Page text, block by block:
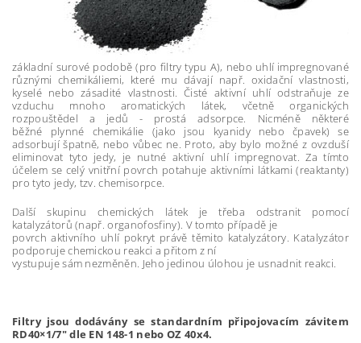
základní surové podobě (pro filtry typu A), nebo uhlí impregnované
různými chemikáliemi, které mu dávají např. oxidační vlastnosti,
kyselé nebo zásadité vlastnosti. Čisté aktivní uhlí odstraňuje ze
vzduchu mnoho aromatických látek, včetně organických
rozpouštědel a jedů - prostá adsorpce. Nicméně některé
běžné plynné chemikálie (jako jsou kyanidy nebo čpavek) se
adsorbují špatně, nebo vůbec ne. Proto, aby bylo možné z ovzduší
eliminovat tyto jedy, je nutné aktivní uhlí impregnovat. Za tímto
účelem se celý vnitřní povrch potahuje aktivními látkami (reaktanty)
pro tyto jedy, tzv. chemisorpce.
Další skupinu chemických látek je třeba odstranit pomocí
katalyzátorů (např. organofosfiny). V tomto případě je
povrch aktivního uhlí pokryt právě těmito katalyzátory. Katalyzátor
podporuje chemickou reakci a přitom z ní
vystupuje sám nezměněn. Jeho jedinou úlohou je usnadnit reakci.
Filtry jsou dodávány se standardním připojovacím závitem
RD40×1/7" dle EN 148-1 nebo OZ 40x4.